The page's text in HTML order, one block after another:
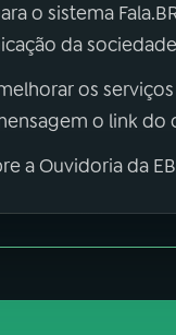
o sistema
da
os
o link
a Ouvidoria da